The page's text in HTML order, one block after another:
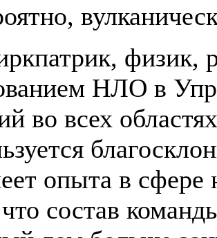
физик,
НЛО в
во всех
опыта в сфере
что состав